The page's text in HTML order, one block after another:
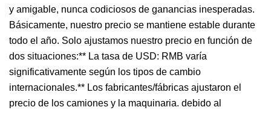
y amigable, nunca codiciosos de ganancias inesperadas.
Básicamente, nuestro precio se mantiene estable durante
todo el año. Solo ajustamos nuestro precio en función de
dos situaciones:** La tasa de USD: RMB varía
significativamente según los tipos de cambio
internacionales.** Los fabricantes/fábricas ajustaron el
precio de los camiones y la maquinaria. debido al